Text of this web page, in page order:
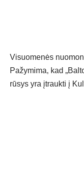
Visuomenės
Pažymima, kad
rūsys yra įtraukti į